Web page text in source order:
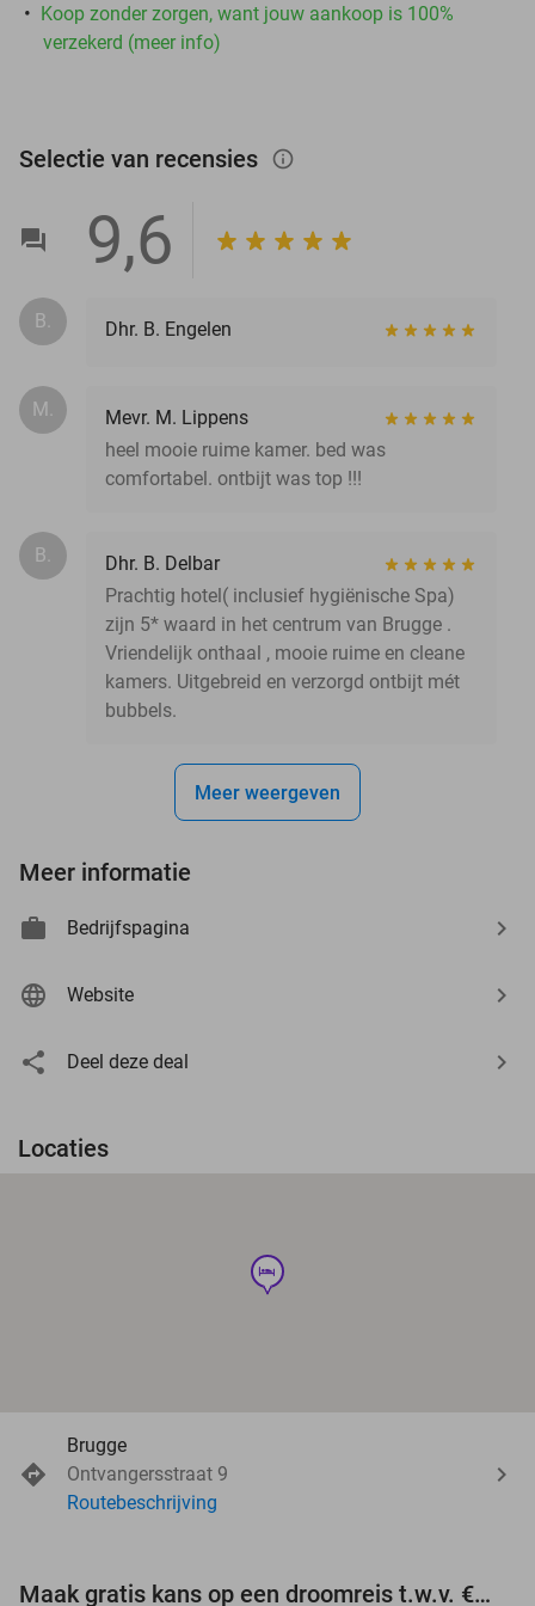
Koop zonder zorgen, want jouw aankoop is 100%
verzekerd (meer info)
Selectie van recensies info_outlined
9,6
B. Dhr. B. Engelen
M.
Mevr. M. Lippens
heel mooie ruime kamer. bed was
comfortabel. ontbijt was top !!!
B.
Dhr. B. Delbar
Prachtig hotel( inclusief hygiënische Spa)
zijn 5* waard in het centrum van Brugge .
Vriendelijk onthaal , mooie ruime en cleane
kamers. Uitgebreid en verzorgd ontbijt mét
bubbels.
Meer weergeven
Meer informatie
Bedrijfspagina
Website
Deel deze deal
Locaties
hotel
Brugge
Ontvangersstraat 9
Routebeschrijving
Maak gratis kans op een droomreis t.w.v. €3.000!